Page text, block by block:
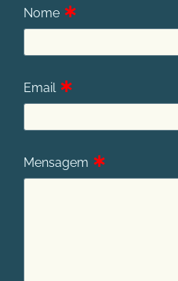
Nome ∗
Email ∗
Mensagem ∗